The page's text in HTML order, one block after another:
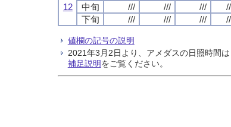
12
中旬
/// /// ///
下旬
/// /// ///
値欄の記号の説明
2021年3月2日より、アメダスの日照時間
補足説明をご覧ください。